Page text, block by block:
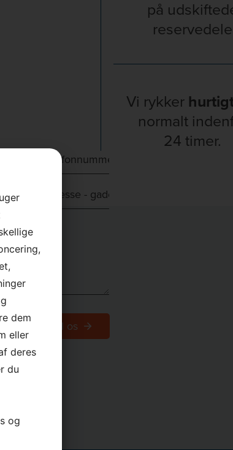
på
reservedele
Vi rykker
normalt
24 timer.
Telefon
Adresse
dem
eller
deres
du
og